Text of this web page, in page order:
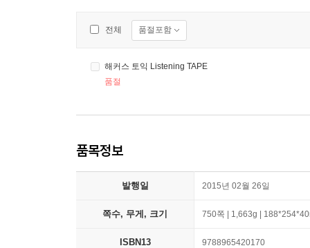
전체 품절포함
해커스 토익 Listening TAPE
품절
품목정보
발행일 2015년 02월 26일
쪽수, 무게, 크기 750쪽 | 1,663g |
ISBN13 9788965420170